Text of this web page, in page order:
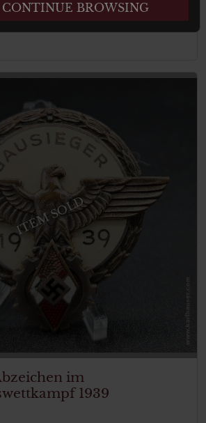
ITEM SOLD
im
1939
CONTINUE BROWSING